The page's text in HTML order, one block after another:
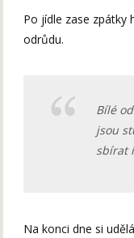
Po jídle zase zpátky
odrůdu.
Bílé
jsou
sbírat
Na konci dne si